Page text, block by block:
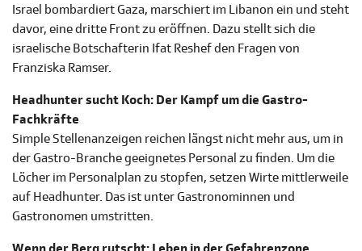
Israel bombardiert Gaza, marschiert im Libanon ein und steht
davor, eine dritte Front zu eröffnen. Dazu stellt sich die
israelische Botschafterin Ifat Reshef den Fragen von
Franziska Ramser.
Headhunter sucht Koch: Der Kampf um die Gastro-
Fachkräfte
Simple Stellenanzeigen reichen längst nicht mehr aus, um in
der Gastro-Branche geeignetes Personal zu finden. Um die
Löcher im Personalplan zu stopfen, setzen Wirte mittlerweile
auf Headhunter. Das ist unter Gastronominnen und
Gastronomen umstritten.